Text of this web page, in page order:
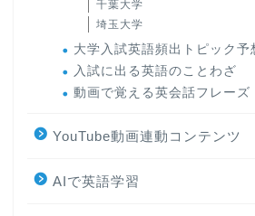
千葉大学
埼玉大学
大学入試英語頻出トピック予
入試に出る英語のことわざ
動画で覚える英会話フレーズ
YouTube動画連動コンテンツ
AIで英語学習